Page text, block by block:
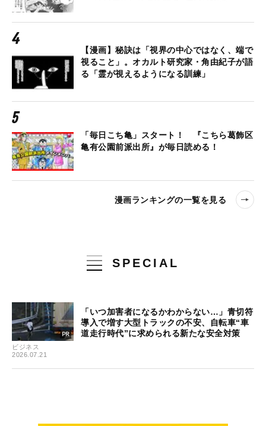
【漫画】秘訣は「視界の中心ではなく、端で
視ること」。オカルト研究家・角由紀子が語
る「霊が視えるようになる訓練」
「毎日こち亀」スタート！ 『こちら葛飾区
亀有公園前派出所』が毎日読める！
漫画ランキングの一覧を見る
SPECIAL
ビジネス
2026.07.21
「いつ加害者になるかわからない…」青切符
導入で増す大型トラックの不安、自転車“車
道走行時代”に求められる新たな安全対策